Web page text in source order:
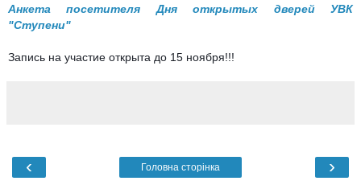
Анкета посетителя Дня открытых дверей УВК
"Ступени"
‹ ›
Головна сторінка